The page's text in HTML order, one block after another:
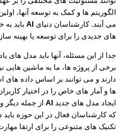
الگوریتم ها و کمک به توسعه آنها،
می آیند. کارشناسان دنیای AI باید به
های جدیدی را برای توسعه یا بهینه
جدا از این مسئله، آنها باید مدل های
برخی از پروژه ها، ما به ماشین هایی
دارند و می توانند بر اساس داده
ها و آمار های خاص را در اختیار
ایجاد مدل های جدید AI از جمله دیگر
که کارشناسان فعال در این حوزه باید
تکنیک های متنوعی را برای ارتقا